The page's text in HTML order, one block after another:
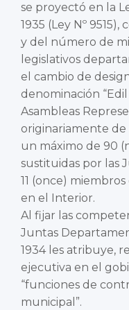
se proyectó en la
1935 (Ley Nº
y del número de
legislativos
el cambio de
denominación
Asambleas
originariamente
un máximo de 90
sustituidas por las
11 (once)
en el Interior.
Al fijar las
Juntas
1934 les atribuye,
ejecutiva en el
“funciones de
municipal”.